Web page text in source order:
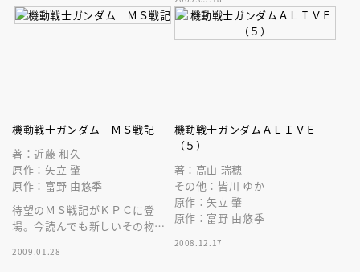
機動戦士ガンダム ＭＳ戦記
著：近藤 和久
原作：矢立 肇
原作：富野 由悠季
待望のＭＳ戦記がＫＰＣに登
場。今読んでも新しいその物語
る！
2009.01.28
機動戦士ガンダムＡＬＩＶＥ
（５）
著：高山 瑞穂
その他：皆川 ゆか
原作：矢立 肇
原作：富野 由悠季
2008.12.17